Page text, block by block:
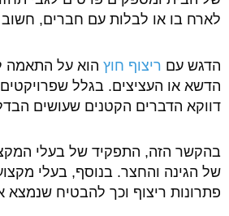
לארח בו או לבלות עם חברים, חשוב
הדגש עם ריצוף חוץ הוא על התאמה
הדשא או העציצים. בגלל
דווקא הדברים הקטנים שעושים
בהקשר הזה, התפקיד של בעלי
של הגינה והחצר. בנוסף, בעלי
פתרונות ריצוף וכך להבטיח